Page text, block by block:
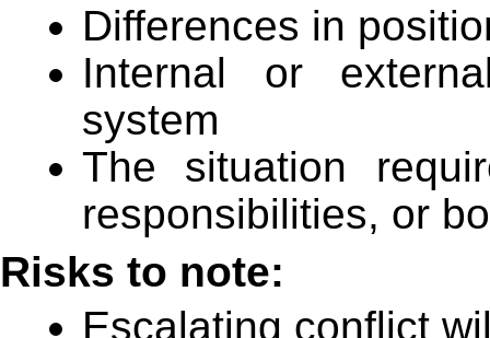
Differences in
Internal or
system
The situation
responsibilities, or
Risks to note:
Escalating conflict